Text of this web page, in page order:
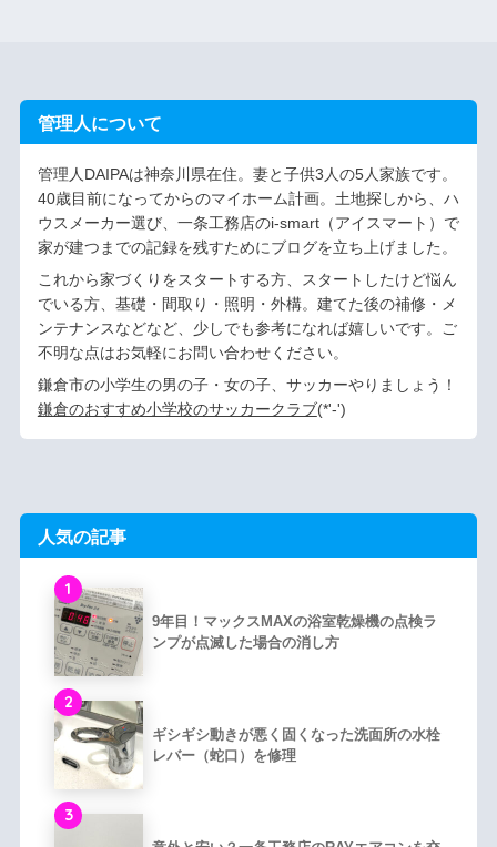
管理人について
管理人DAIPAは神奈川県在住。妻と子供3人の5人家族です。
40歳目前になってからのマイホーム計画。土地探しから、ハ
ウスメーカー選び、一条工務店のi-smart（アイスマート）で
家が建つまでの記録を残すためにブログを立ち上げました。
これから家づくりをスタートする方、スタートしたけど悩ん
でいる方、基礎・間取り・照明・外構。建てた後の補修・メ
ンテナンスなどなど、少しでも参考になれば嬉しいです。ご
不明な点はお気軽にお問い合わせください。
鎌倉市の小学生の男の子・女の子、サッカーやりましょう！
鎌倉のおすすめ小学校のサッカークラブ(*'-')ゞ
人気の記事
1
9年目！マックスMAXの浴室乾燥機の点検ラ
ンプが点滅した場合の消し方
2
ギシギシ動きが悪く固くなった洗面所の水栓
レバー（蛇口）を修理
3